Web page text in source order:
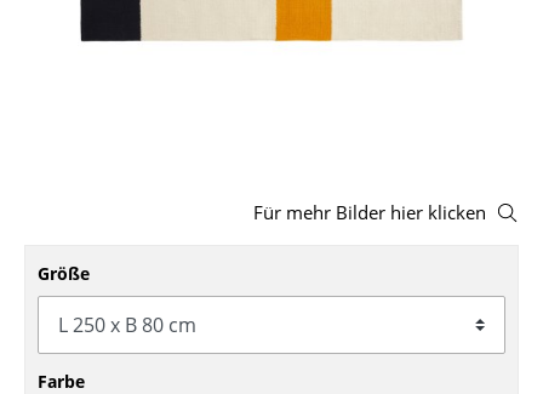
Hocker
Schaukelstühle
Bürodrehstühle
Konferenzstühle
Für mehr Bilder hier klicken
Größe
Farbe